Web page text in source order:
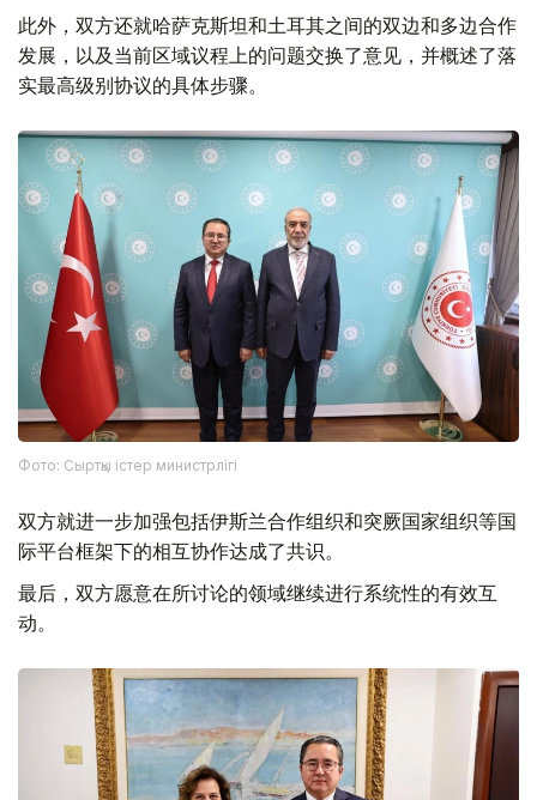
此外，双方还就哈萨克斯坦和土耳其之间的双边和多边合作
发展，以及当前区域议程上的问题交换了意见，并概述了落
实最高级别协议的具体步骤。
Фото: Сыртқы істер министрлігі
双方就进一步加强包括伊斯兰合作组织和突厥国家组织等国
际平台框架下的相互协作达成了共识。
最后，双方愿意在所讨论的领域继续进行系统性的有效互
动。